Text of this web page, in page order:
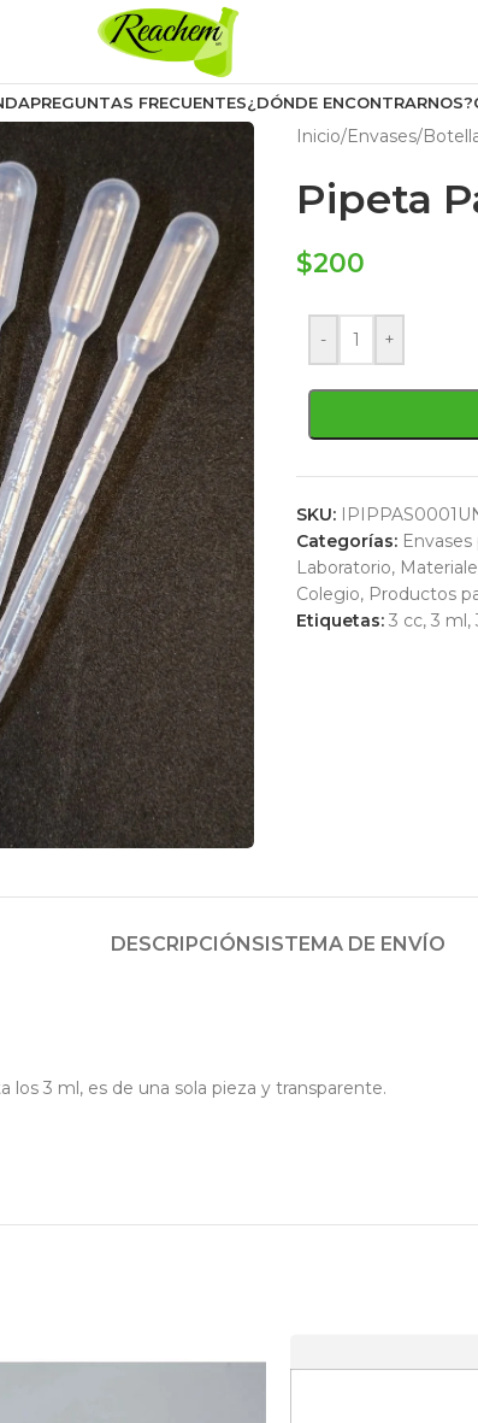
PREGUNTAS FRECUENTES¿DÓNDE ENCONTRARNOS?
Inicio/Envases/
Pipeta
$200
- +
SKU:
Categorías: Envases
Laboratorio,
Colegio, Productos
Etiquetas: 3 cc, 3 ml,
DESCRIPCIÓN SISTEMA DE ENVÍO
los 3 ml, es de una sola pieza y transparente.